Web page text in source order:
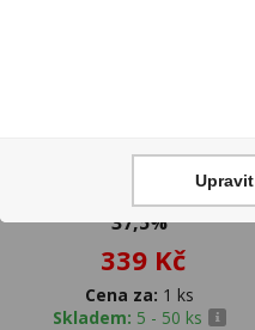
Vodka Nordic Ice 1l
37,5%
339 Kč
Cena za: 1 ks
Skladem: 5 - 50 ks
Upravit